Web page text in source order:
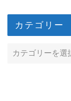
カテゴリー